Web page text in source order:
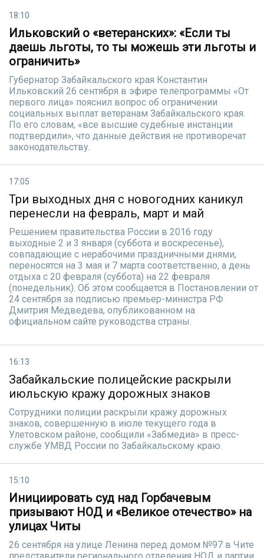
18:10
Ильковский о «ветеранских»: «Если ты
даешь льготы, то ты можешь эти льготы и
ограничить»
Губернатор Забайкальского края Константин
Ильковский 26 сентября в эфире телепрограммы «От
первого лица» пояснил вопрос об ограничении
социальных выплат ветеранам Забайкальского края.
По его словам, «все высшие судебные инстанции
подтвердили», что данные действия не противоречат
законодательству.
17:05
Три выходных дня с новогодних каникул
перенесли на февраль, март и май
Решением правительства России в 2016 году
выходные 2 и 3 января (суббота и воскресенье),
совпадающие с нерабочими праздничными днями,
переносятся на 3 мая и 7 марта соответственно, а день
отдыха с 20 февраля (суббота) на 22 февраля
(понедельник). Об этом сообщается в Постановлении от
24 сентября за подписью премьер-министра РФ
Дмитрия Медведева, опубликованном на
официальном сайте руководства страны.
16:13
Забайкальские полицейские раскрыли
июльскую кражу дорожных знаков
Сотрудники полиции раскрыли кражу дорожных
знаков, совершенную в июле текущего года в
Улетовском районе, сообщили «Забмедиа» в пресс-
службе УМВД России по Забайкальскому краю.
15:10
Инициировать суд над Горбачевым
призывают НОД и «Великое отечество» на
улицах Читы
26 сентября на улице Ленина перед домом №97 в Чите